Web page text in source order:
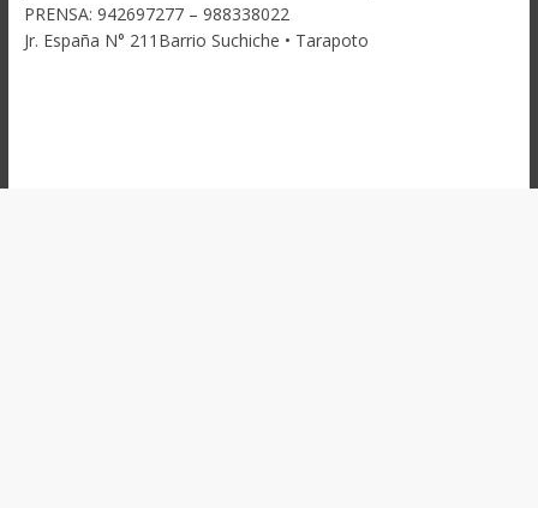
PRENSA: 942697277 – 988338022
Jr. España N° 211Barrio Suchiche • Tarapoto